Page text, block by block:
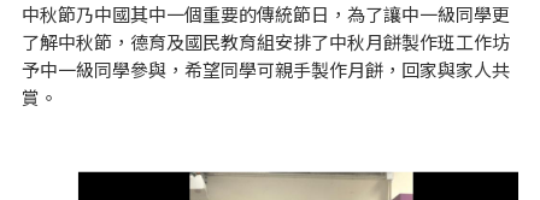
中秋節乃中國其中一個重要的傳統節日，為了讓中一級同學更
了解中秋節，德育及國民教育組安排了中秋月餅製作班工作坊
予中一級同學參與，希望同學可親手製作月餅，回家與家人共
賞。